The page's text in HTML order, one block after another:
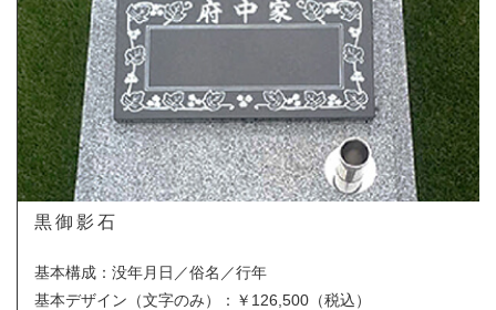
黒御影石
基本構成：没年月日／俗名／行年
基本デザイン（文字のみ）
：￥126,500（税込）